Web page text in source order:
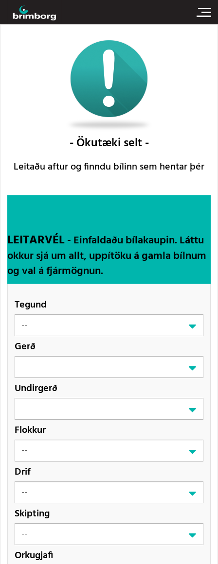
Ökutæki selt
Leitaðu aftur og finndu bílinn sem hentar þér
LEITARVÉL- Einfaldaðu bílakaupin. Láttu
okkur sjá um allt, uppítöku á gamla bílnum
og val á fjármögnun.
Tegund
Gerð
Undirgerð
Flokkur
Drif
Skipting
Orkugjafi